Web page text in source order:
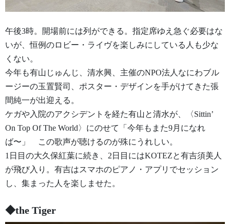
午後3時。開場前には列ができる。指定席ゆえ急ぐ必要はな
いが、恒例のロビー・ライヴを楽しみにしている人も少な
くない。
今年も有山じゅんじ、清水興、主催のNPO法人なにわブル
ージーの玉置賢司、ポスター・デザインを手がけてきた張
間純一が出迎える。
ケガや入院のアクシデントを経た有山と清水が、〈Sittin’
On Top Of The World〉にのせて「今年もまた9月になれ
ば〜」 この歌声が聴けるのが殊にうれしい。
1日目の大久保紅葉に続き、2日目にはKOTEZと有吉須美人
が飛び入り。有吉はスマホのピアノ・アプリでセッション
し、集まった人を楽しませた。
◆the Tiger